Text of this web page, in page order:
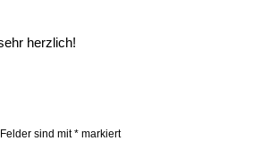
herzlich!
sind mit* markiert